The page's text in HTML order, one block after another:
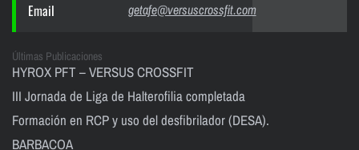
Email getafe@versuscrossfit.com
Últimas Publicaciones
HYROX PFT – VERSUS CROSSFIT
III Jornada de Liga de Halterofilia completada
Formación en RCP y uso del desfibrilador (DESA).
BARBACOA